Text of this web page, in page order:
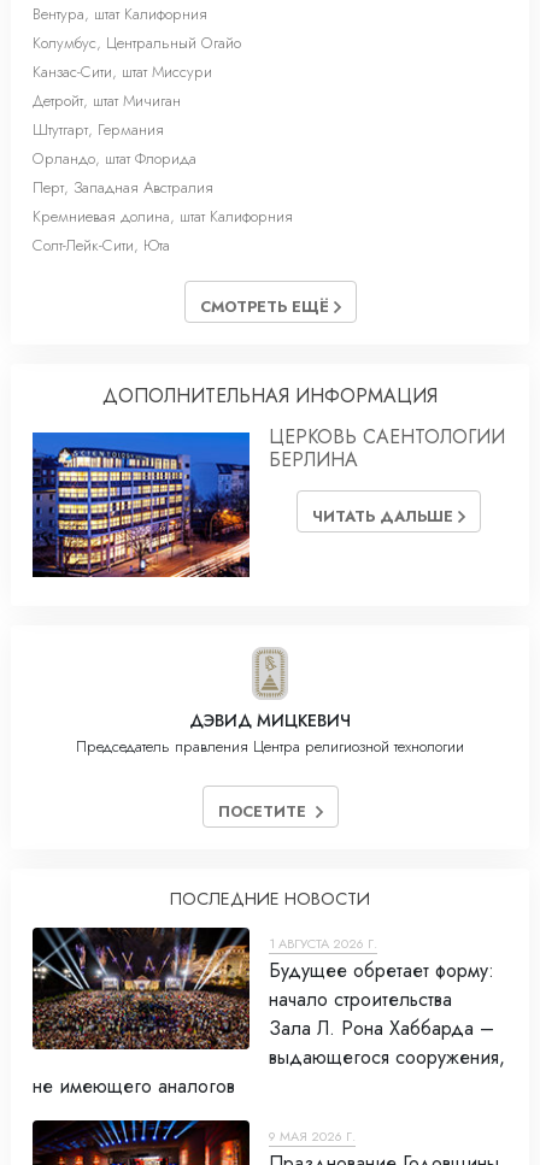
Вентура, штат Калифорния
Колумбус, Центральный Огайо
Канзас-Сити, штат Миссури
Детройт, штат Мичиган
Штутгарт, Германия
Орландо, штат Флорида
Перт, Западная Австралия
Кремниевая долина, штат Калифорния
Солт-Лейк-Cити, Юта
СМОТРЕТЬ ЕЩЁ
ДОПОЛНИТЕЛЬНАЯ ИНФОРМАЦИЯ
ЦЕРКОВЬ САЕНТОЛОГИИ
БЕРЛИНА
ЧИТАТЬ ДАЛЬШЕ
ДЭВИД МИЦКЕВИЧ
Председатель правления Центра религиозной технологии
ПОСЕТИТЕ
ПОСЛЕДНИЕ НОВОСТИ
1 АВГУСТА 2026 Г.
Будущее обретает форму:
начало строительства
Зала Л. Рона Хаббарда –
выдающегося сооружения,
не имеющего аналогов
9 МАЯ 2026 Г.